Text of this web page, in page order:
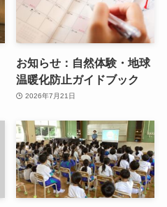
お知らせ：自然体験・地球
温暖化防止ガイドブック
2026年7月21日